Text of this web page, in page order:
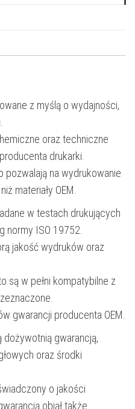
z myślą o wydajności,
oraz techniczne
drukarki.
pozwalają na wydrukowanie
materiały OEM.
w testach drukujących
normy ISO 19752.
jakość wydruków oraz
są w pełni kompatybilne z
gwarancji producenta OEM.
gwarancją,
oraz środki
o jakości
objął także